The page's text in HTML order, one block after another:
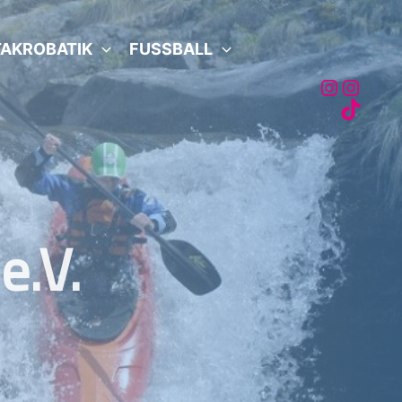
FUSSBALL
Akro